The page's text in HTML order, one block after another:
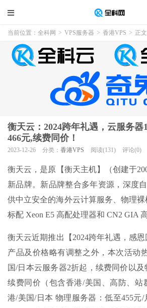
当前位置： 全科网 > VPS服务器 > 香港VPS > 正文
衡天云：2024跨年礼遇，云服务器
466元,续费同价！
2023-12-26 分类： 香港VPS 阅读(131) 评论(0)
衡天云，是原【衡天主机】（创建于
新品牌。新品牌整合多年资源，深度
供中立安全的海外云计算服务、物理裸
标配 Xeon E5 高配处理器和 CN2 GIA
衡天云近期推出【2024跨年礼遇，感
产品及价格略有调整之外，本次活动
国/日本云服务器2折起，续费同价以
续费同价（包含香港/美国、高防、站
港/美国/日本 物理服务器：低至455元